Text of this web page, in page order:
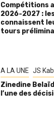
Compétitions
2026-2027 :
connaissent
tours
A LA UNE JS
Zinedine
l’une des